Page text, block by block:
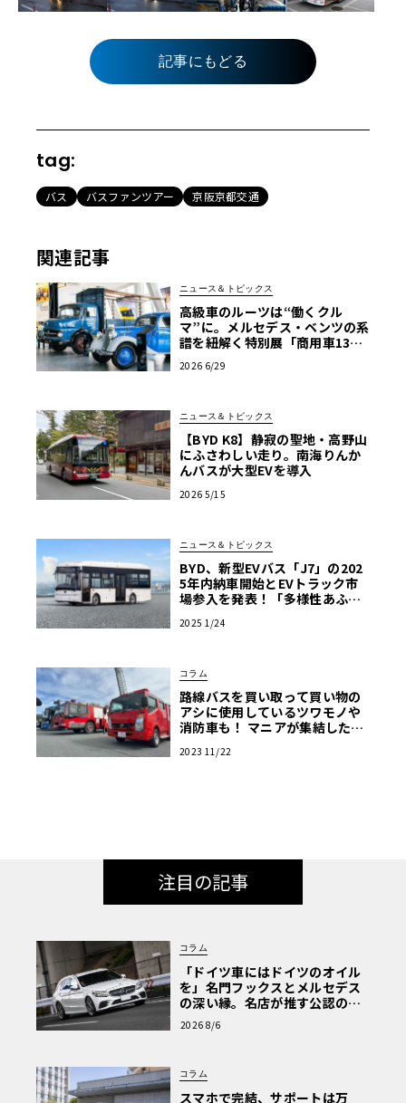
記事にもどる
tag:
バス バスファンツアー 京阪京都交通
関連記事
ニュース＆トピックス
高級車のルーツは“働くクル
マ”に。メルセデス・ベンツの系
譜を紐解く特別展「商用車130
2026 6/29
ニュース＆トピックス
【BYD K8】静寂の聖地・高野山
にふさわしい走り。南海りんか
んバスが大型EVを導入
2026 5/15
ニュース＆トピックス
BYD、新型EVバス「J7」の202
5年内納車開始とEVトラック市
場参入を発表！「多様性あふれ
2025 1/24
コラム
路線バスを買い取って買い物の
アシに使用しているツワモノや
消防車も！ マニアが集結した商
2023 11/22
注目の記事
コラム
「ドイツ車にはドイツのオイル
を」名門フックスとメルセデス
の深い縁。名店が推す公認の安
心と、Cクラスで味わうシルキー
な走り〈PR〉
2026 8/6
コラム
スマホで完結、サポートは万